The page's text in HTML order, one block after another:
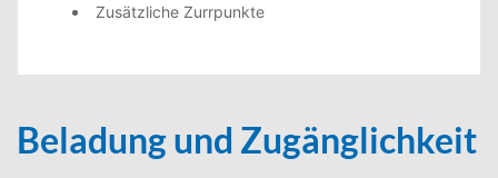
Zusätzliche Zurrpunkte
Beladung und Zugänglichkeit